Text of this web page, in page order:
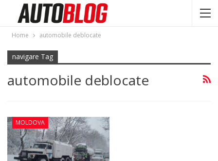
Home automobile deblocate
navigare Tag
automobile deblocate
MOLDOVA